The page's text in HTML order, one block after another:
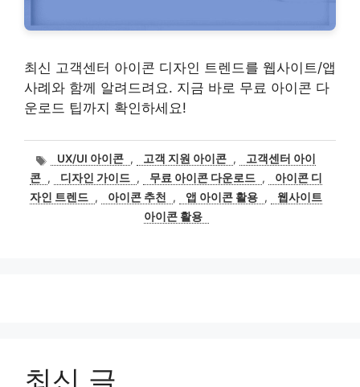
최신 고객센터 아이콘 디자인 트렌드를 웹사이트/앱
사례와 함께 알려드려요. 지금 바로 무료 아이콘 다
운로드 팁까지 확인하세요!
태
그
UX/UI 아이콘 , 고객 지원 아이콘 ,
고객센터 아이
콘 , 디자인 가이드 , 무료 아이콘 다운로드 ,
아이콘 디
자인 트렌드 , 아이콘 추천 , 앱 아이콘 활용 ,
웹사이트
아이콘 활용
최신 글